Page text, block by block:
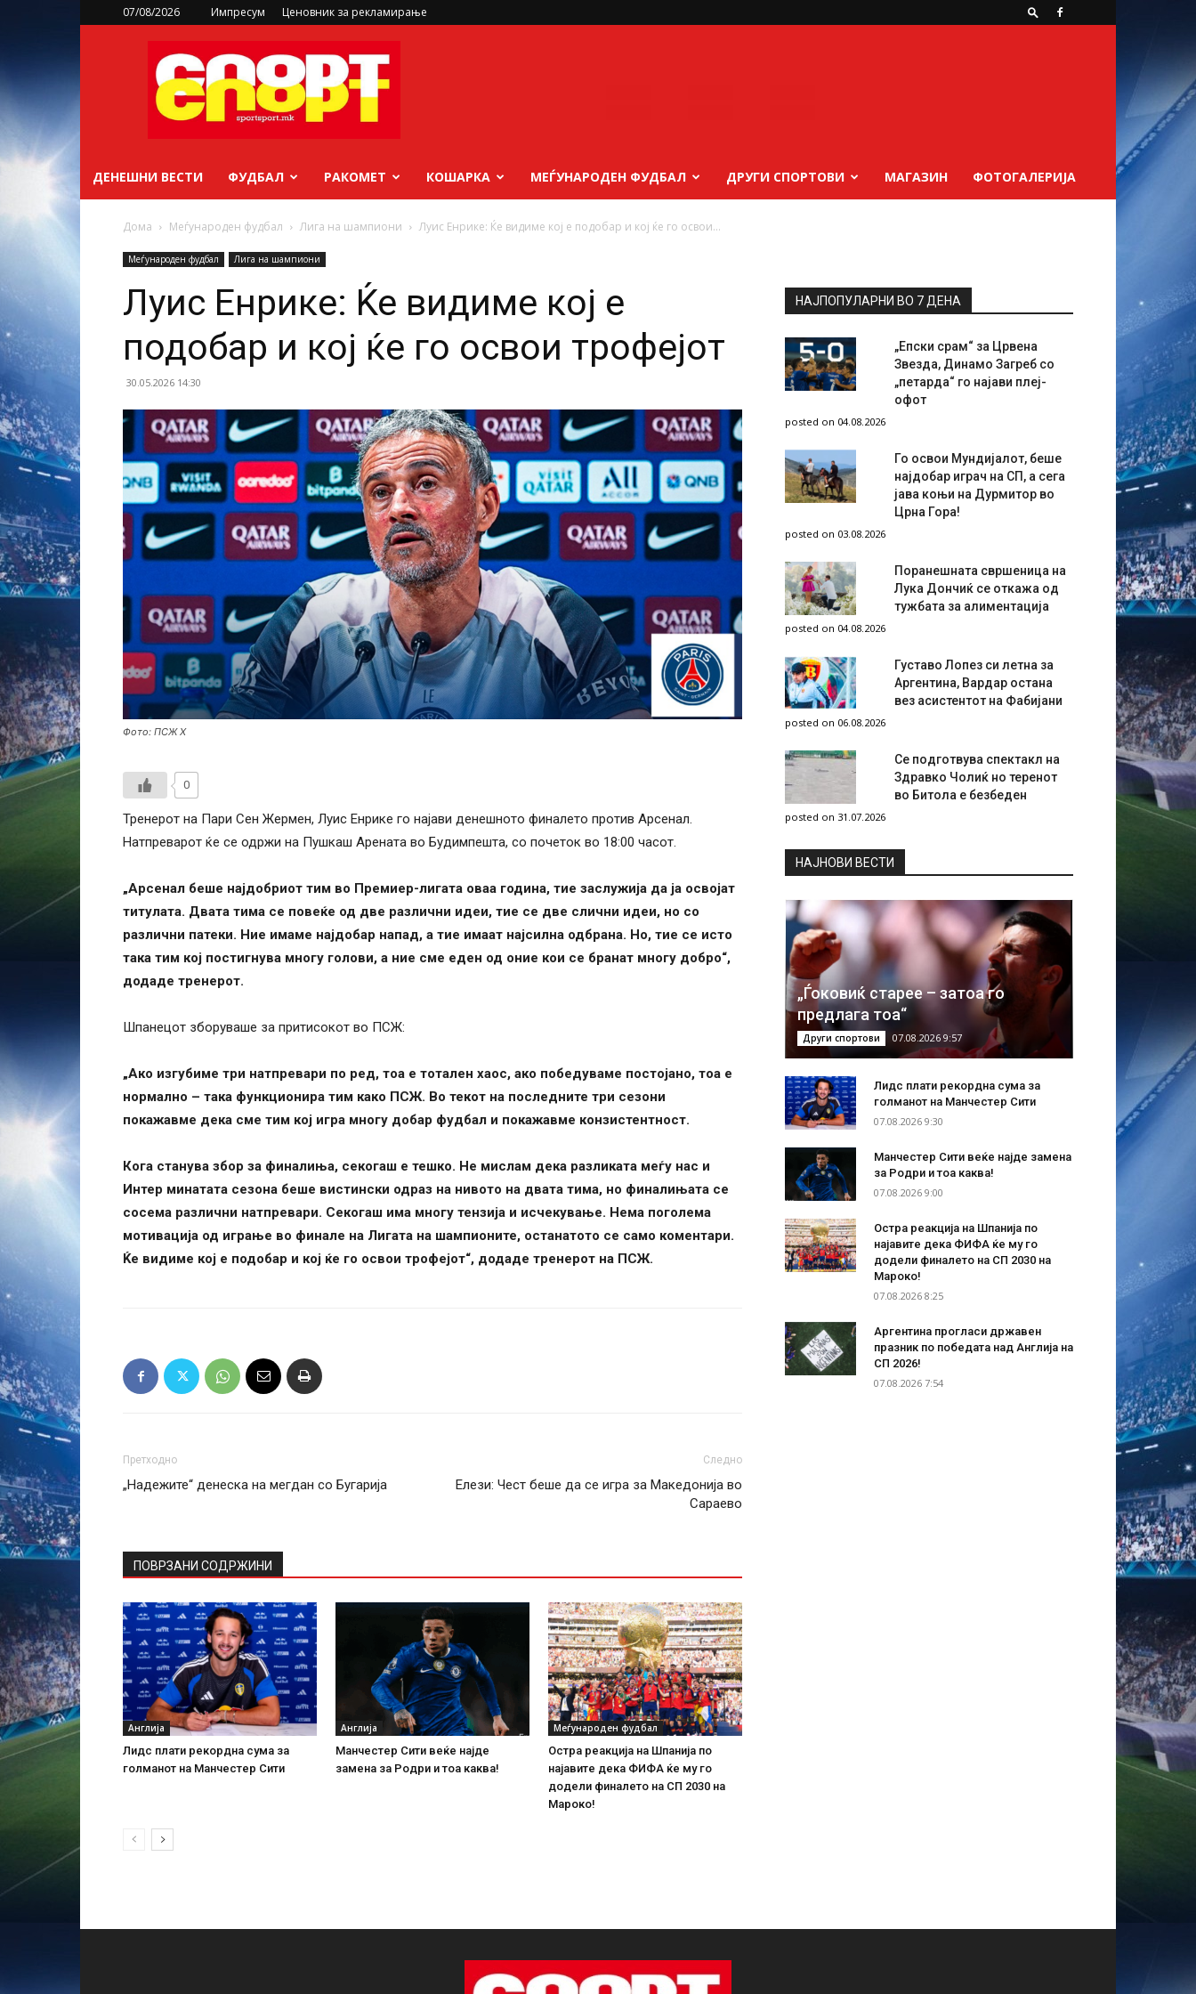
07/08/2026 Импресум Ценовник за рекламирање
sportsport.mk
ДЕНЕШНИ ВЕСТИ ФУДБАЛ РАКОМЕТ КОШАРКА МЕЃУНАРОДЕН ФУДБАЛ ДРУГИ СПОРТОВИ МАГАЗИН ФОТОГАЛЕРИЈА
Дома Меѓународен фудбал Лига на шампиони Луис Енрике: Ќе видиме кој е подобар и кој ќе го освои...
Меѓународен фудбал Лига на шампиони
Луис Енрике: Ќе видиме кој е
подобар и кој ќе го освои трофејот
30.05.2026 14:30
Фото: ПСЖ Х
0
Тренерот на Пари Сен Жермен, Луис Енрике го најави денешното финалето против Арсенал.
Натпреварот ќе се одржи на Пушкаш Арената во Будимпешта, со почеток во 18:00 часот.
„Арсенал беше најдобриот тим во Премиер-лигата оваа година, тие заслужија да ја освојат
титулата. Двата тима се повеќе од две различни идеи, тие се две слични идеи, но со
различни патеки. Ние имаме најдобар напад, а тие имаат најсилна одбрана. Но, тие се исто
така тим кој постигнува многу голови, а ние сме еден од оние кои се бранат многу добро“,
додаде тренерот.
Шпанецот зборуваше за притисокот во ПСЖ:
„Ако изгубиме три натпревари по ред, тоа е тотален хаос, ако победуваме постојано, тоа е
нормално – така функционира тим како ПСЖ. Во текот на последните три сезони
покажавме дека сме тим кој игра многу добар фудбал и покажавме конзистентност.
Кога станува збор за финалиња, секогаш е тешко. Не мислам дека разликата меѓу нас и
Интер минатата сезона беше вистински одраз на нивото на двата тима, но финалињата се
сосема различни натпревари. Секогаш има многу тензија и исчекување. Нема поголема
мотивација од играње во финале на Лигата на шампионите, останатото се само коментари.
Ќе видиме кој е подобар и кој ќе го освои трофејот“, додаде тренерот на ПСЖ.
Претходно
„Надежите“ денеска на мегдан со Бугарија
Следно
Елези: Чест беше да се игра за Македонија во
Сараево
ПОВРЗАНИ СОДРЖИНИ
Англија
Лидс плати рекордна сума за
голманот на Манчестер Сити
Англија
Манчестер Сити веќе најде
замена за Родри и тоа каква!
Меѓународен фудбал
Остра реакција на Шпанија по
најавите дека ФИФА ќе му го
додели финалето на СП 2030 на
Мароко!
НАЈПОПУЛАРНИ ВО 7 ДЕНА
„Епски срам“ за Црвена
Звезда, Динамо Загреб со
„петарда“ го најави плеј-
офот
posted on 04.08.2026
Го освои Мундијалот, беше
најдобар играч на СП, а сега
јава коњи на Дурмитор во
Црна Гора!
posted on 03.08.2026
Поранешната свршеница на
Лука Дончиќ се откажа од
тужбата за алиментација
posted on 04.08.2026
Густаво Лопез си летна за
Аргентина, Вардар остана
вез асистентот на Фабијани
posted on 06.08.2026
Се подготвува спектакл на
Здравко Чолиќ но теренот
во Битола е безбеден
posted on 31.07.2026
НAЈНОВИ ВЕСТИ
„Ѓоковиќ старее – затоа го
предлага тоа“
Други спортови 07.08.2026 9:57
Лидс плати рекордна сума за
голманот на Манчестер Сити
07.08.2026 9:30
Манчестер Сити веќе најде замена
за Родри и тоа каква!
07.08.2026 9:00
Остра реакција на Шпанија по
најавите дека ФИФА ќе му го
додели финалето на СП 2030 на
Мароко!
07.08.2026 8:25
Аргентина прогласи државен
празник по победата над Англија на
СП 2026!
07.08.2026 7:54